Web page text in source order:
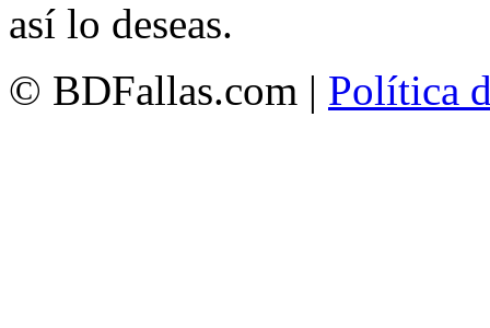
así lo deseas.
© BDFallas.com | Política